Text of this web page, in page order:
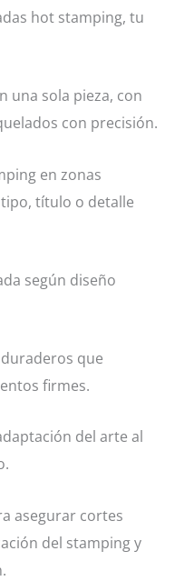
hot stamping, tu
una sola pieza, con
con precisión.
en zonas
título o detalle
según diseño
que
firmes.
del arte al
asegurar cortes
del stamping y